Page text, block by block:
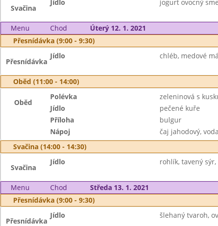
Svačina
Jídlo jogurt ovocný
Menu Chod
Úterý 12. 1. 2021
Přesnídávka (9:00 - 9:30)
Přesnídávka
Jídlo chléb, medové
Oběd (11:00 - 14:00)
Oběd
Polévka
zeleninová s
Jídlo
pečené kuře
Příloha
bulgur
Nápoj
čaj jahodový,
Svačina (14:00 - 14:30)
Svačina
Jídlo rohlík, tavený
Menu Chod
Středa 13. 1. 2021
Přesnídávka (9:00 - 9:30)
Přesnídávka
Jídlo šlehaný tvaroh,